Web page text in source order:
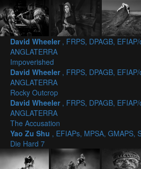
David Wheeler , FRPS, DPAGB,
ANGLATERRA
Impoverished
David Wheeler , FRPS, DPAGB,
ANGLATERRA
Rocky Outcrop
David Wheeler , FRPS, DPAGB,
ANGLATERRA
The Accusation
Yao Zu Shu , EFIAPs, MPSA, GMAPS,
Die Hard 7